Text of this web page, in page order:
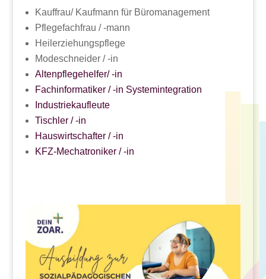
Kauffrau/ Kaufmann für Büromanagement
Pflegefachfrau / -mann
Heilerziehungspflege
Modeschneider / -in
Altenpflegehelfer/ -in
Fachinformatiker / -in Systemintegration
Industriekaufleute
Tischler / -in
Hauswirtschafter / -in
KFZ-Mechatroniker / -in